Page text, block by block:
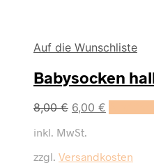
Auf die Wunschliste
Babysocken
8,00€ 6,00 €
inkl. MwSt.
zzgl. Versandkosten